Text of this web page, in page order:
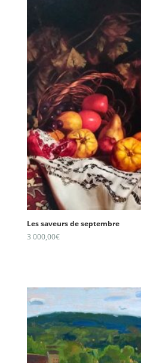
Les saveurs de septembre
3 000,00€